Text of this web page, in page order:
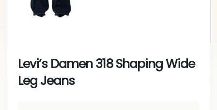
Levi’s Damen 318 Shaping Wide
Leg Jeans